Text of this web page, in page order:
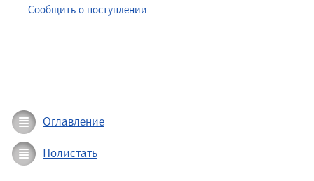
Сообщить о поступлении
Оглавление
Полистать